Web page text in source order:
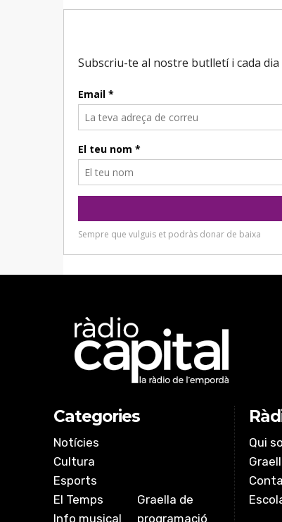
Categories
Notícies
Cultura
Esports
El Temps
Info musical
Graella de
programació
Qui